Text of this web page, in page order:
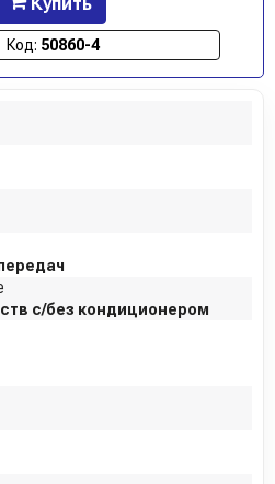
Купить
Код: 50860-4
с/без кондиционером